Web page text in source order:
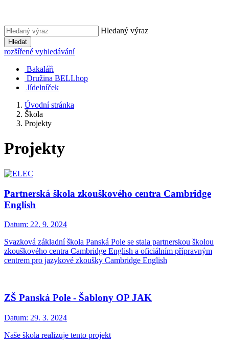
Hledaný výraz
Hledat
rozšířené vyhledávání
Bakaláři
Družina BELLhop
Jídelníček
Úvodní stránka
Škola
Projekty
Projekty
Partnerská škola zkouškového centra Cambridge
English
Datum: 22. 9. 2024
Svazková základní škola Panská Pole se stala partnerskou školou
zkouškového centra Cambridge English a oficiálním přípravným
centrem pro jazykové zkoušky Cambridge English
ZŠ Panská Pole - Šablony OP JAK
Datum: 29. 3. 2024
Naše škola realizuje tento projekt